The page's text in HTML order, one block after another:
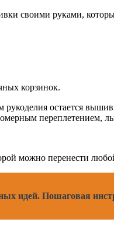
своими руками,
корзинок.
остается
переплетением,
можно перенести
идей. Пошаговая